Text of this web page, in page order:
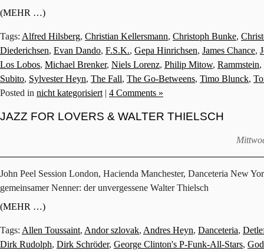
(MEHR …)
Tags: Alfred Hilsberg, Christian Kellersmann, Christoph Bunke,
Diederichsen, Evan Dando, F.S.K., Gepa Hinrichsen, James Chance,
Los Lobos, Michael Brenker, Niels Lorenz, Philip Mitow, Rammstein,
Subito, Sylvester Heyn, The Fall, The Go-Betweens, Timo Blunck,
Posted in nicht kategorisiert| 4 Comments »
JAZZ FOR LOVERS & WALTER THIELSCH
John Peel Session London, Hacienda Manchester, Danceteria New
gemeinsamer Nenner: der unvergessene Walter Thielsch
(MEHR …)
Tags: Allen Toussaint, Andor szlovak, Andres Heyn, Danceteria,
Dirk Rudolph, Dirk Schröder, George Clinton's P-Funk-All-Stars,